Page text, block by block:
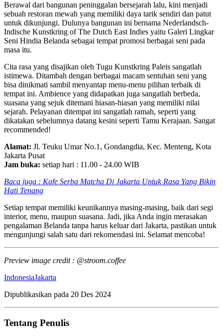
Berawal dari bangunan peninggalan bersejarah lalu, kini menjadi
sebuah restoran mewah yang memiliki daya tarik sendiri dan patut
untuk dikunjungi. Dulunya bangunan ini bernama Nederlandsch-
Indische Kunstkring of The Dutch East Indies yaitu Galeri Lingkar
Seni Hindia Belanda sebagai tempat promosi berbagai seni pada
masa itu.
Cita rasa yang disajikan oleh Tugu Kunstkring Paleis sangatlah
istimewa. Ditambah dengan berbagai macam sentuhan seni yang
bisa dinikmati sambil menyantap menu-menu pilihan terbaik di
tempat ini. Ambience yang didapatkan juga sangatlah berbeda,
suasana yang sejuk ditemani hiasan-hiasan yang memiliki nilai
sejarah. Pelayanan ditempat ini sangatlah ramah, seperti yang
dikatakan sebelumnya datang kesini seperti Tamu Kerajaan. Sangat
recommended!
Alamat: Jl. Teuku Umar No.1, Gondangdia, Kec. Menteng, Kota
Jakarta Pusat
Jam buka: setiap hari : 11.00 - 24.00 WIB
Baca juga : Kafe Serba Matcha Di Jakarta Untuk Rasa Yang Bikin
Hati Tenang
Setiap tempat memiliki keunikannya masing-masing, baik dari segi
interior, menu, maupun suasana. Jadi, jika Anda ingin merasakan
pengalaman Belanda tanpa harus keluar dari Jakarta, pastikan untuk
mengunjungi salah satu dari rekomendasi ini. Selamat mencoba!
Preview image credit : @stroom.coffee
IndonesiaJakarta
Dipublikasikan pada 20 Des 2024
Tentang Penulis